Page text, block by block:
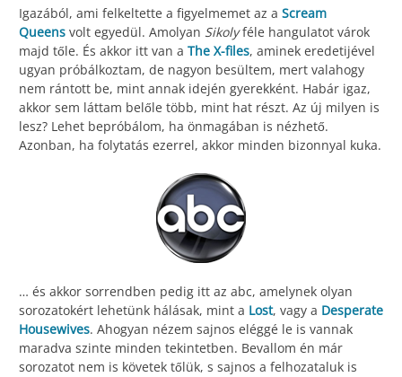
Igazából, ami felkeltette a figyelmemet az a Scream
Queens volt egyedül. Amolyan Sikolyféle hangulatot várok
majd tőle. És akkor itt van a The X-files, aminek eredetijével
ugyan próbálkoztam, de nagyon besültem, mert valahogy
nem rántott be, mint annak idején gyerekként. Habár igaz,
akkor sem láttam belőle több, mint hat részt. Az új milyen is
lesz? Lehet bepróbálom, ha önmagában is nézhető.
Azonban, ha folytatás ezerrel, akkor minden bizonnyal kuka.
… és akkor sorrendben pedig itt az abc, amelynek olyan
sorozatokért lehetünk hálásak, mint a Lost, vagy a Desperate
Housewives. Ahogyan nézem sajnos eléggé le is vannak
maradva szinte minden tekintetben. Bevallom én már
sorozatot nem is követek tőlük, s sajnos a felhozataluk is